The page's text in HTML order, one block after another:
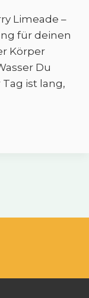
Limeade –
für deinen
Körper
Du
ist lang,